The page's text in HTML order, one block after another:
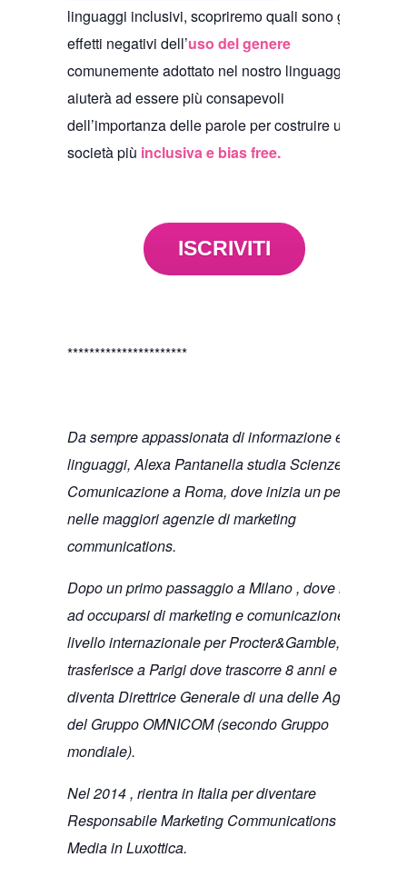
linguaggi inclusivi, scopriremo quali sono gli
effetti negativi dell’uso del genere
comunemente adottato nel nostro linguaggio e ci
aiuterà ad essere più consapevoli
dell’importanza delle parole per costruire una
società più inclusiva e bias free.
ISCRIVITI
**********************
Da sempre appassionata di informazione e
linguaggi, Alexa Pantanella studia Scienze della
Comunicazione a Roma, dove inizia un percorso
nelle maggiori agenzie di marketing
communications.
Dopo un primo passaggio a Milano , dove inizia
ad occuparsi di marketing e comunicazione a
livello internazionale per Procter&Gamble, si
trasferisce a Parigi dove trascorre 8 anni e
diventa Direttrice Generale di una delle Agenzie
del Gruppo OMNICOM (secondo Gruppo
mondiale).
Nel 2014 , rientra in Italia per diventare
Responsabile Marketing Communications e
Media in Luxottica.